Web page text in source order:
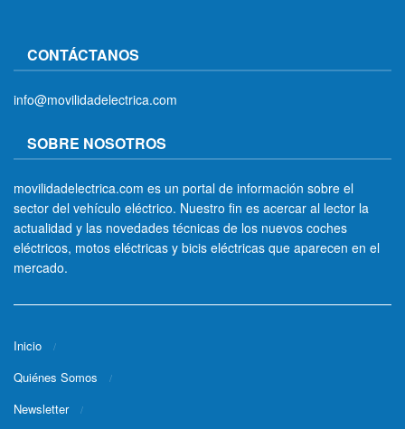
CONTÁCTANOS
info@movilidadelectrica.com
SOBRE NOSOTROS
movilidadelectrica.com es un portal de información sobre el
sector del vehículo eléctrico. Nuestro fin es acercar al lector la
actualidad y las novedades técnicas de los nuevos coches
eléctricos, motos eléctricas y bicis eléctricas que aparecen en el
mercado.
Inicio
Quiénes Somos
Newsletter